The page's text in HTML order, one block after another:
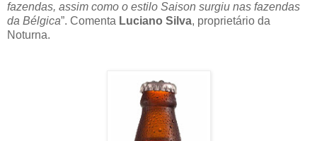
fazendas, assim como o estilo Saison surgiu nas fazendas
da Bélgica”. Comenta Luciano Silva, proprietário da
Noturna.